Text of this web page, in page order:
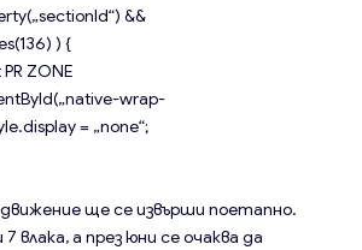
&&
) {
ZONE
wrap-
= „none“;
ще се извърши поетапно.
влака, а през юни се очаква да